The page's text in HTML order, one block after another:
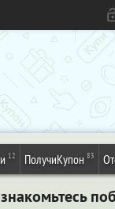
12 ПолучиКупон 83